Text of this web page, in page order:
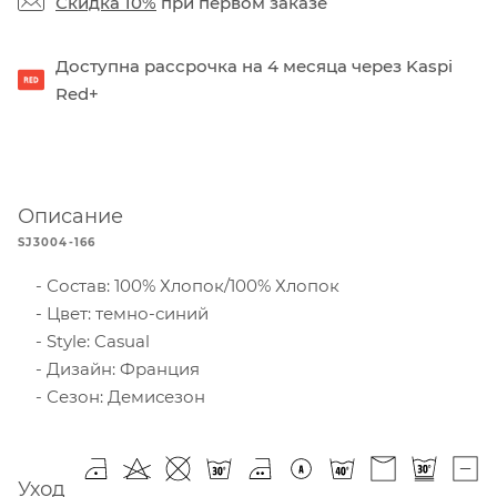
Доступна рассрочка на 4 месяца через Kaspi
Red+
Описание
SJ3004-166
Состав: 100% Хлопок/100% Хлопок
Цвет: темно-синий
Style: Casual
Дизайн: Франция
Сезон: Демисезон
Уход